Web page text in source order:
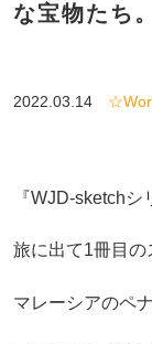
な宝物たち。
2022.03.14
『WJD-sketchシ
旅に出て1冊目の
マレーシアのペ